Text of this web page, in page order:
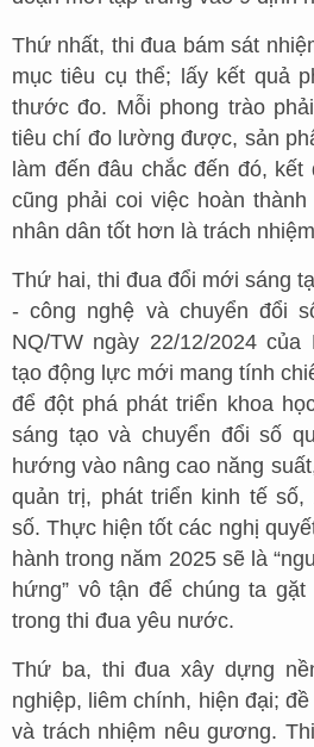
Thứ nhất, thi đua bám sát
mục tiêu cụ thể; lấy kết quả
thước đo. Mỗi phong trào
tiêu chí đo lường được, sản
làm đến đâu chắc đến đó, kết
cũng phải coi việc hoàn
nhân dân tốt hơn là trách
Thứ hai, thi đua đổi mới sáng
- công nghệ và chuyển đổi
NQ/TW ngày 22/12/2024
tạo động lực mới mang tính
để đột phá phát triển khoa
sáng tạo và chuyển đổi số
hướng vào nâng cao năng
quản trị, phát triển kinh tế
số. Thực hiện tốt các nghị
hành trong năm 2025 sẽ là
hứng” vô tận để chúng ta
trong thi đua yêu nước.
Thứ ba, thi đua xây dựng
nghiệp, liêm chính, hiện đại;
và trách nhiệm nêu gương.